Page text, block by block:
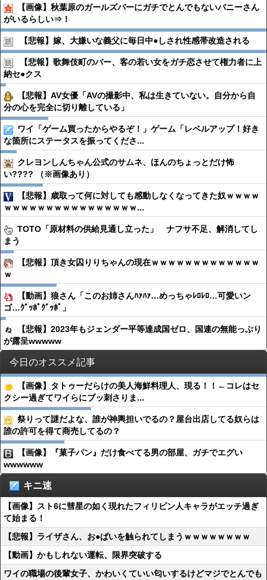
【画像】秋葉原のガールズバーにガチでとんでもないバニーさん
がいるらしい⇒！
【悲報】嫁、大嫌いな義父に毎日中●︎しされ性感帯改造される
【悲報】歌舞伎町のバー、客の若い女をガチ恋させて権力者に上
納セ●︎クス
【悲報】AV女優「AVの撮影中、私は生きていない。自分から自
分の心を完全に切り離している」
ワイ「ゲーム買ったからやるぞ！」ゲーム「レベルアップ！好き
な箇所にステータスを振ってくださ...
クレヨンしんちゃん公式のサムネ、ほんのちょっとだけ怖
い???? （※画像あり）
【悲報】歳取って何に対しても感動しなくなってきた奴ｗｗｗｗ
ｗｗｗｗｗｗｗｗｗｗｗｗｗｗｗｗ...
TOTO「原材料の供給見通し立った」 ナフサ不足、解消してし
まう
【悲報】頂き女囚りりちゃんの現在ｗｗｗｗｗｗｗｗｗｗｗｗｗ
ｗ
【動画】狼さん「このお姉さんﾊｧﾊｧ…めっちゃﾚﾛﾚﾛ…可愛いン
ゴ…ｸﾞｯﾎﾟｸﾞｯﾎﾟ」
【悲報】2023年もジェンダー平等達成国ゼロ、国連の無能っぷり
が露呈wwwww
今日のオススメ記事
【画像】タトゥーだらけの美人海鮮料理人、現る！！←コレはセ
クシー過ぎてワイらにブッ刺さりま...
祭りって謎だよな、誰が神輿担いでるの？屋台出店してる奴らは
誰の許可を得て商売してるの？
【画像】『菓子パン』だけ食べてる男の部屋、ガチでエグい
wwwwww
キニ速
【画像】スト6に彗星の如く現れたフィリピン人キャラがエッチ過ぎ
て始まる！
【悲報】ライザさん、お●ぱいを触られてしまうｗｗｗｗｗｗｗｗ
【動画】かもしれない運転、限界突破する
ワイの職場の後輩女子、かわいくていい匂いするけどマジでとんでも